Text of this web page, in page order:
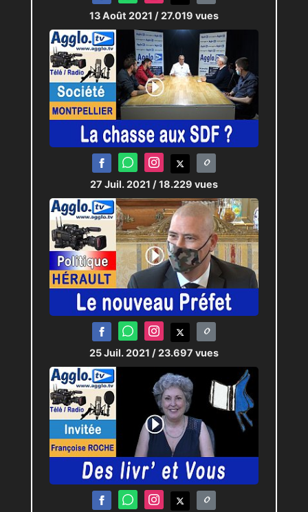
13 Août 2021 / 27.019 vues
27 Juil. 2021 / 18.229 vues
25 Juil. 2021 / 23.697 vues